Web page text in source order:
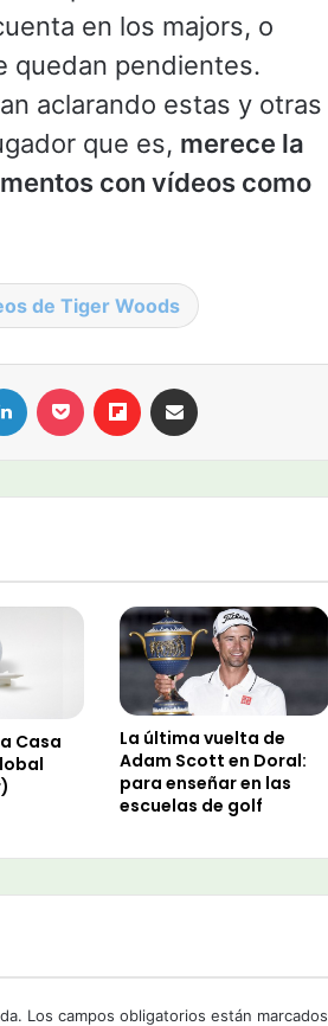
en los majors, o
quedan pendientes.
aclarando estas y otras
que es, merece la
con vídeos como
de Tiger Woods
Casa
La última vuelta de
Adam Scott en Doral:
para enseñar en las
escuelas de golf
Los campos obligatorios están marcados